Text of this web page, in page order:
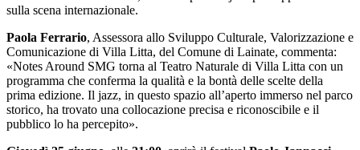
sulla scena internazionale.
Paola Ferrario, Assessora allo Sviluppo Culturale, Valorizzazione e
Comunicazione di Villa Litta, del Comune di Lainate, commenta:
«Notes Around SMG torna al Teatro Naturale di Villa Litta con un
programma che conferma la qualità e la bontà delle scelte della
prima edizione. Il jazz, in questo spazio all’aperto immerso nel parco
storico, ha trovato una collocazione precisa e riconoscibile e il
pubblico lo ha percepito».